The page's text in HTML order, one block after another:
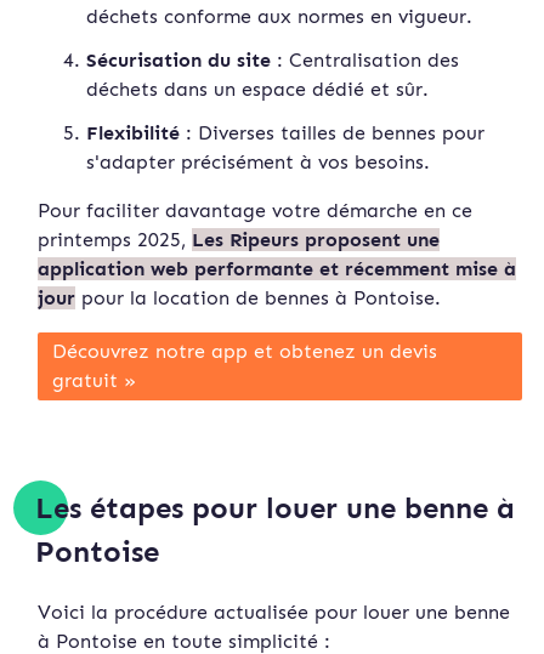
déchets conforme aux normes en vigueur.
Sécurisation du site : Centralisation des
déchets dans un espace dédié et sûr.
Flexibilité : Diverses tailles de bennes pour
s'adapter précisément à vos besoins.
Pour faciliter davantage votre démarche en ce
printemps 2025, Les Ripeurs proposent une
application web performante et récemment mise à
jour pour la location de bennes à Pontoise.
Découvrez notre app et obtenez un devis
gratuit »
Les étapes pour louer une benne à
Pontoise
Voici la procédure actualisée pour louer une benne
à Pontoise en toute simplicité :